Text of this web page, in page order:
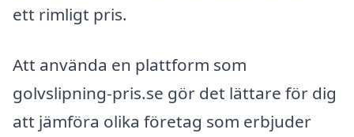
ett rimligt pris.
Att använda en plattform som
golvslipning-pris.se gör det lättare för dig
att jämföra olika företag som erbjuder